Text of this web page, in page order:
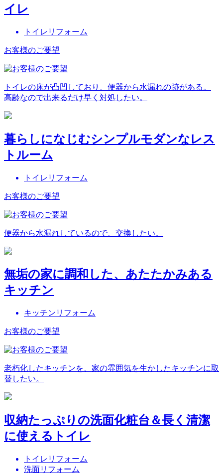
イレ
トイレリフォーム
お客様のご要望
トイレの床が凸凹しており、便器から水漏れの跡がある。
高齢なので出来るだけ早く対処したい。
暮らしになじむシンプルモダンなレス
トルーム
トイレリフォーム
お客様のご要望
便器から水漏れしているので、交換したい。
無垢の家に調和した、あたたかみある
キッチン
キッチンリフォーム
お客様のご要望
老朽化したキッチンを、家の雰囲気を生かしたキッチンに取
替したい。
収納たっぷりの洗面化粧台＆長く清潔
に使えるトイレ
トイレリフォーム
洗面リフォーム